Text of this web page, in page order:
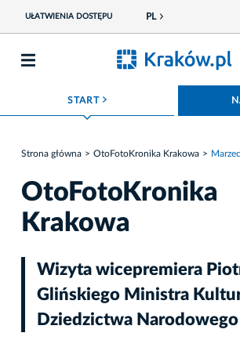
UŁATWIENIA DOSTĘPU PL
START ROZWIŃ MENU
Strona główna OtoFotoKronika Krakowa
OtoFotoKronika
Krakowa
Wizyta wicepremiera
Glińskiego Ministra
Dziedzictwa Narodowego